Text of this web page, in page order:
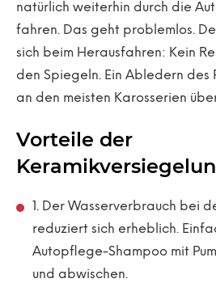
natürlich weiterhin durch die
fahren. Das geht problemlos.
sich beim Herausfahren: Kein
den Spiegeln. Ein Abledern des
an den meisten Karosserien
Vorteile der
1. Der Wasserverbrauch bei
reduziert sich erheblich.
Autopflege-Shampoo mit
und abwischen.